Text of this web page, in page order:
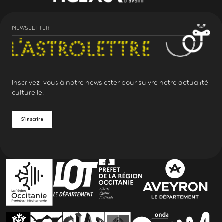
NEWSLETTER
Inscrivez-vous à notre newsletter pour suivre notre actualité
culturelle.
S'inscrire
PARTENAIRES